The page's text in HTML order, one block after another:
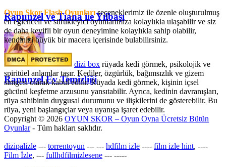
Rapunzel ve Tiana ile Yılbaşı
Rapunzel Ev Temizliği
Oyun Skor Flash Oyunlarıseçeneklerimiz ile özenle oluşturulmuş
en eğlenceli ve sürükleyici oyunlarımıza kolaylıkla ulaşabilir ve siz
de daha keyifli bir oyun deneyimine kolaylıkla sahip olabilir,
kendinizi büyük bir macera içerisinde bulabilirsiniz.
dizi box rüyada kedi görmek​, psikolojik ve
spiritüel anlamlar taşır. Kediler, özgürlük, bağımsızlık ve gizem
simgesi olarak kabul edilir. Rüyada kedi görmek, kişinin içsel
gücünü keşfetme arzusunu yansıtabilir. Ayrıca, kedinin davranışları,
rüya sahibinin duygusal durumunu ve ilişkilerini de gösterebilir. Bu
rüya, yeni başlangıçlar veya uyanışa işaret edebilir.
Copyright © 2026 OYUN SKOR – Oyun Oyna Ücretsiz Bütün
Oyunlar- Tüm hakları saklıdır.
dizipalizle --- torrentoyun --- --- hdfilm izle ---- film izle hint, ----
Film İzle, --- fullhdfilmizlesene --- -----